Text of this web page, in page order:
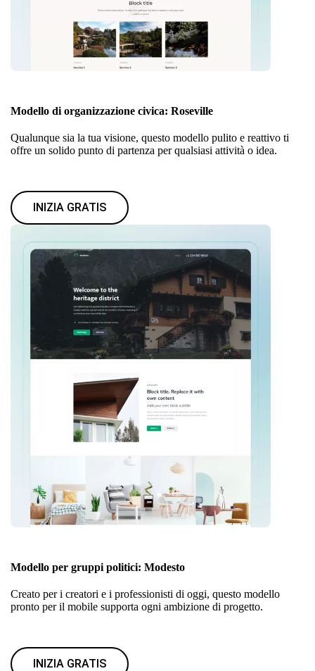
Modello di organizzazione civica: Roseville
Qualunque sia la tua visione, questo modello pulito e reattivo ti
offre un solido punto di partenza per qualsiasi attività o idea.
INIZIA GRATIS
Modello per gruppi politici: Modesto
Creato per i creatori e i professionisti di oggi, questo modello
pronto per il mobile supporta ogni ambizione di progetto.
INIZIA GRATIS